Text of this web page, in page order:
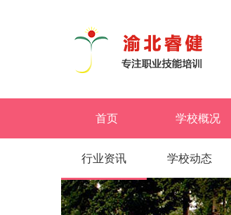
首页 学校概况
行业资讯 学校动态